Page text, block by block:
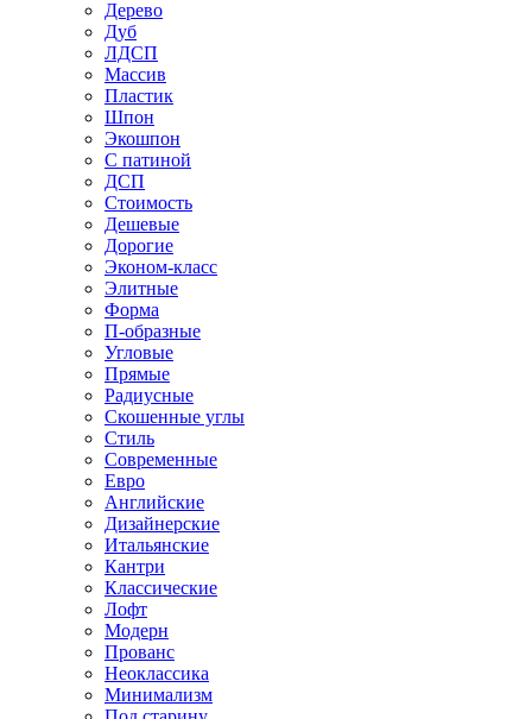
Дерево
Дуб
ЛДСП
Массив
Пластик
Шпон
Экошпон
С патиной
ДСП
Стоимость
Дешевые
Дорогие
Эконом-класс
Элитные
Форма
П-образные
Угловые
Прямые
Радиусные
Скошенные углы
Стиль
Современные
Евро
Английские
Дизайнерские
Итальянские
Кантри
Классические
Лофт
Модерн
Прованс
Неоклассика
Минимализм